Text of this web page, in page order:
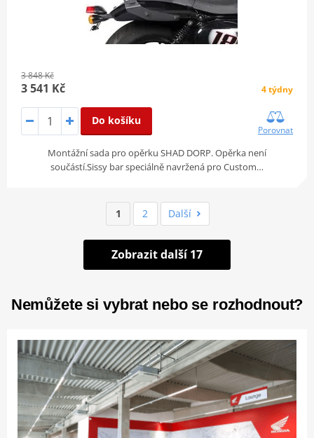
3 848 Kč
3 541 Kč 4 týdny
Do košíku
Porovnat
Montážní sada pro opěrku SHAD DORP. Opěrka není
součástí.Sissy bar speciálně navržená pro Custom…
1 2 Další
Zobrazit další 17
Nemůžete si vybrat nebo se rozhodnout?